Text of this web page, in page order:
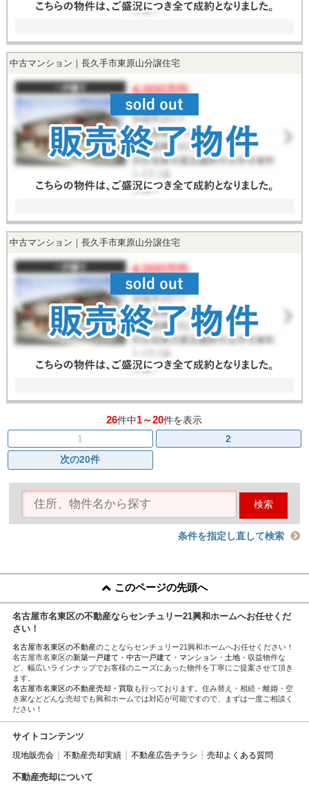
中古マンション｜長久手市東原山分譲住宅
中古マンション｜長久手市東原山分譲住宅
26件中1～20件を表示
1
2
次の20件
検索
条件を指定し直して検索
このページの先頭へ
名古屋市名東区の不動産ならセンチュリー21興和ホームへお任せくだ
さい！
名古屋市名東区の不動産のことならセンチュリー21興和ホームへお任せください！
名古屋市名東区の新築一戸建て ・ 中古一戸建て ・ マンション ・ 土地・収益物件な
ど、幅広いラインナップでお客様のニーズにあった物件を丁寧にご提案させて頂き
ます。
名古屋市名東区の不動産売却・買取 も行っております。住み替え・相続・離婚・空
き家などどんな売却でも興和ホームでは対応が可能ですので、まずは一度ご相談く
ださい！
サイトコンテンツ
現地販売会 不動産売却実績 不動産広告チラシ 売却よくある質問
不動産売却について